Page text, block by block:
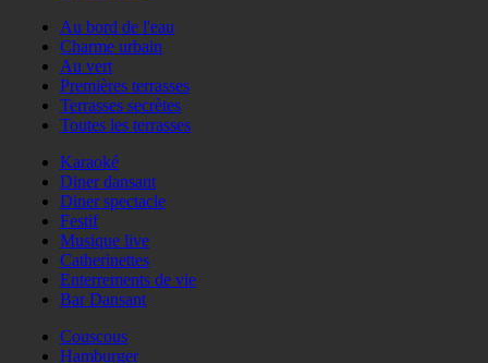
Au bord de l'eau
Charme urbain
Au vert
Premières terrasses
Terrasses secrètes
Toutes les terrasses
Karaoké
Diner dansant
Diner spectacle
Festif
Musique live
Catherinettes
Enterrements de vie
Bar Dansant
Couscous
Hamburger